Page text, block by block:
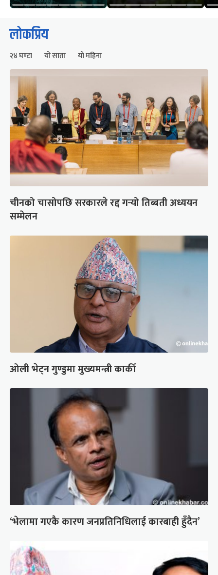
लोकप्रिय
२४ घण्टा यो साता यो महिना
चीनको चासोपछि सरकारले रद्द गर्‍यो तिब्बती अध्ययन
सम्मेलन
ओली भेट्न गुण्डुमा मुख्यमन्त्री कार्की
‘भेलामा गएकै कारण जनप्रतिनिधिलाई कारबाही हुँदैन’